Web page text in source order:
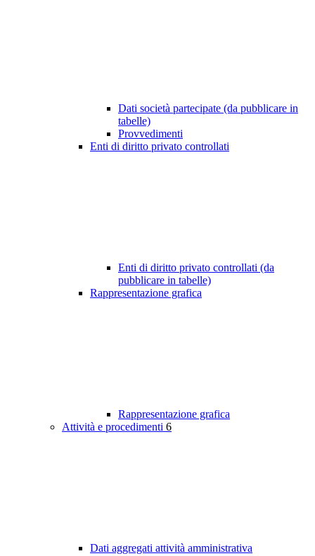
Dati società partecipate (da pubblicare in
tabelle)
Provvedimenti
Enti di diritto privato controllati
Enti di diritto privato controllati (da
pubblicare in tabelle)
Rappresentazione grafica
Rappresentazione grafica
Attività e procedimenti 6
Dati aggregati attività amministrativa